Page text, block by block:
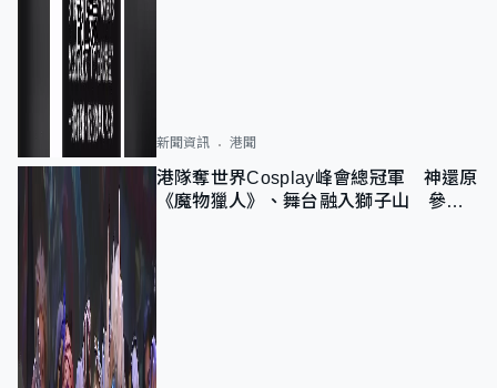
新聞資訊 港聞
港隊奪世界Cosplay峰會總冠軍 神還原
《魔物獵人》、舞台融入獅子山 參賽